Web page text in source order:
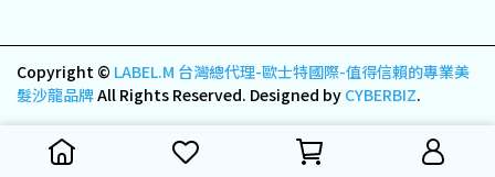
Copyright © LABEL.M 台灣總代理-歐士特國際-值得信賴的專業美
髮沙龍品牌All Rights Reserved. Designed by CYBERBIZ.